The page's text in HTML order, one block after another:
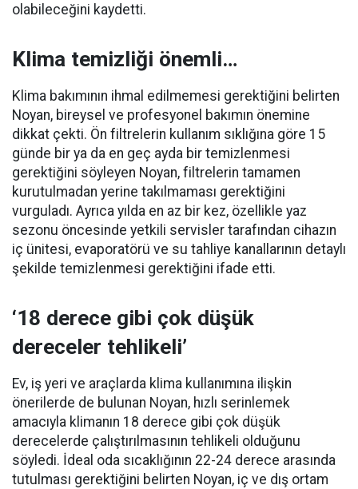
olabileceğini kaydetti.
Klima temizliği önemli…
Klima bakımının ihmal edilmemesi gerektiğini belirten
Noyan, bireysel ve profesyonel bakımın önemine
dikkat çekti. Ön filtrelerin kullanım sıklığına göre 15
günde bir ya da en geç ayda bir temizlenmesi
gerektiğini söyleyen Noyan, filtrelerin tamamen
kurutulmadan yerine takılmaması gerektiğini
vurguladı. Ayrıca yılda en az bir kez, özellikle yaz
sezonu öncesinde yetkili servisler tarafından cihazın
iç ünitesi, evaporatörü ve su tahliye kanallarının detaylı
şekilde temizlenmesi gerektiğini ifade etti.
‘18 derece gibi çok düşük
dereceler tehlikeli’
Ev, iş yeri ve araçlarda klima kullanımına ilişkin
önerilerde de bulunan Noyan, hızlı serinlemek
amacıyla klimanın 18 derece gibi çok düşük
derecelerde çalıştırılmasının tehlikeli olduğunu
söyledi. İdeal oda sıcaklığının 22-24 derece arasında
tutulması gerektiğini belirten Noyan, iç ve dış ortam